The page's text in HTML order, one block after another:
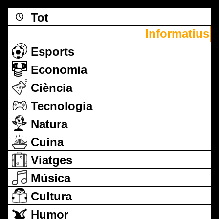
Tot
Informatius
Esports
Economia
Ciència
Tecnologia
Natura
Cuina
Viatges
Música
Cultura
Humor